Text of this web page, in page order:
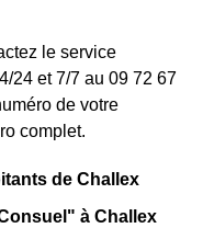
le service
24 et 7/7 au 09 72 67
de votre
complet.
de Challex
à Challex